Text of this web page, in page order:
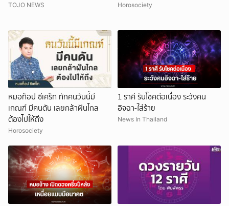
TOJO NEWS Horosociety
หมอท็อป ซีเคร็ท ทักคนวันนี้มี
เกณฑ์ มีคนดัน เลยกล้าฝันไกล
ต้องไปให้ถึง
Horosociety
1 ราศี รับโชคต่อเนื่อง ระวังคน
อิจฉา-ใส่ร้าย
News In Thailand